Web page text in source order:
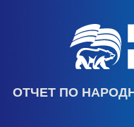
ОТЧЕТ ПО